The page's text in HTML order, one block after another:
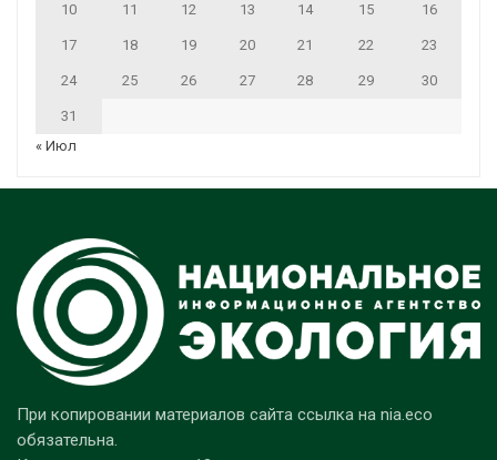
10 11 12 13 14 15 16
17 18 19 20 21 22 23
24 25 26 27 28 29 30
31
« Июл
При копировании материалов сайта ссылка на nia.eco
обязательна.